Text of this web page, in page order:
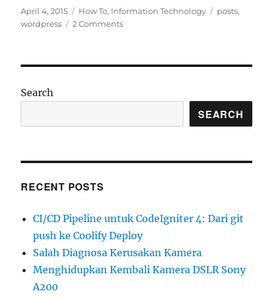
Posted
on
April 4, 2015 Categories
How To, Information Technology Tags
posts,
wordpress
2 Commentson
WordPress
Search
SEARCH
RECENT POSTS
CI/CD Pipeline untuk CodeIgniter 4: Dari git
push ke Coolify Deploy
Salah Diagnosa Kerusakan Kamera
Menghidupkan Kembali Kamera DSLR Sony
A200